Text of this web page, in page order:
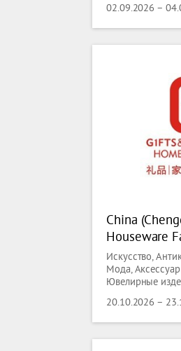
Технический
02.09.2026 –
China
Houseware
Искусство,
Мода,
Ювелирные
Спортивные
20.10.2026 –